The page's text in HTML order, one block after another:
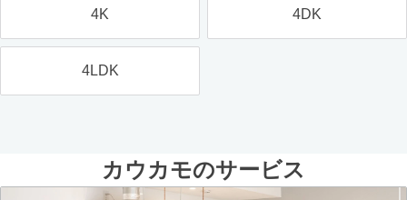
4K 4DK
4LDK
カウカモのサービス